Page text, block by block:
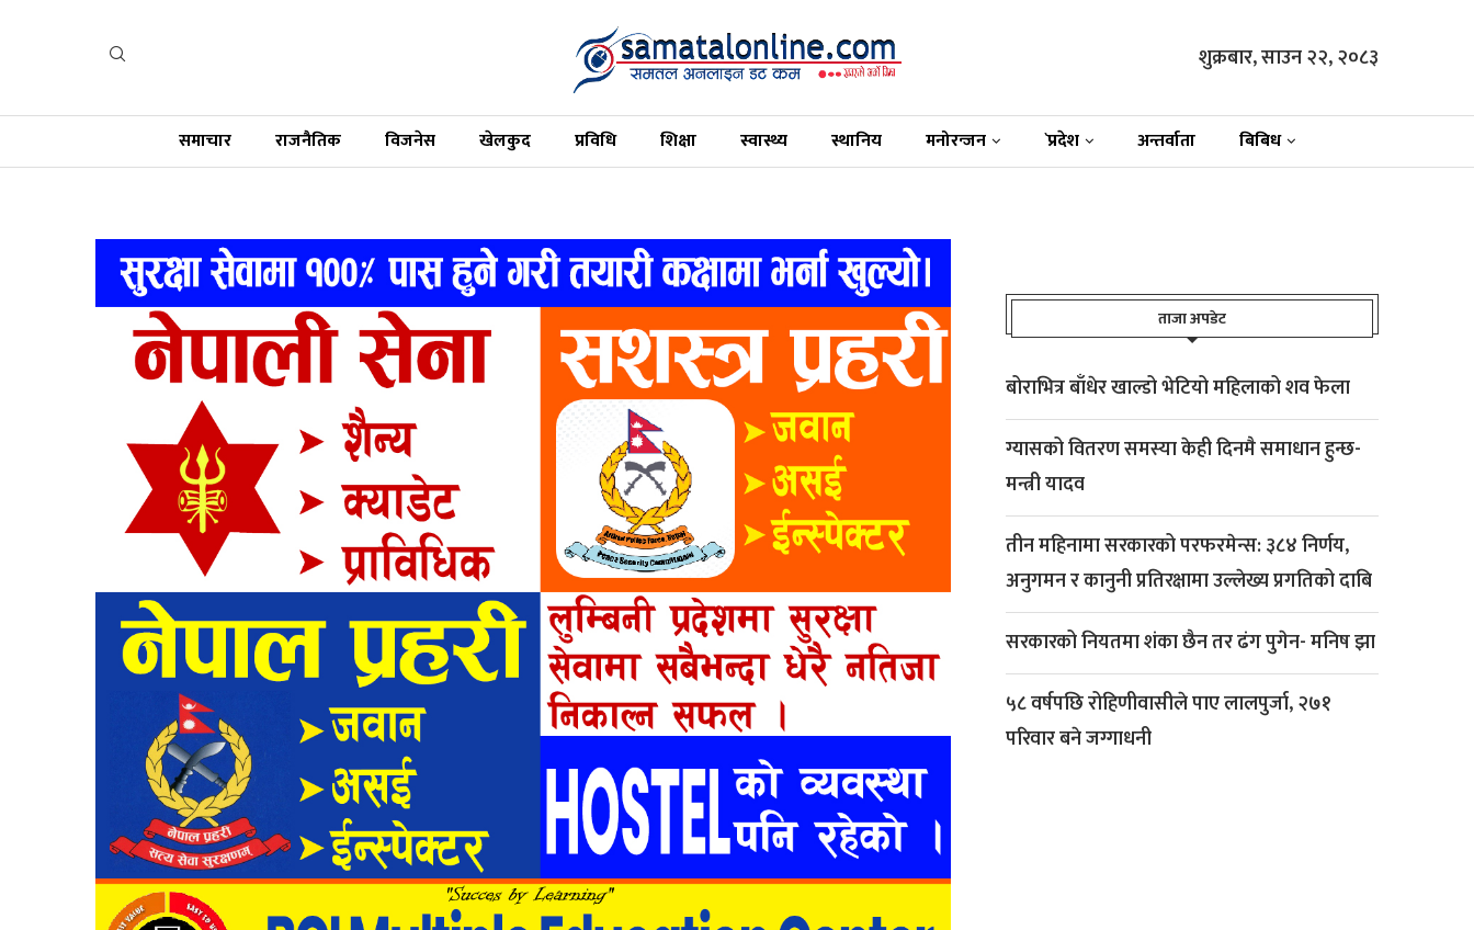
शुक्रबार, साउन २२, २०८३
समाचार राजनैतिक विजनेस खेलकुद प्रविधि शिक्षा स्वास्थ्य स्थानिय मनोरन्जन `प्रदेश अन्तर्वाता बिबिध
ताजा अपडेट
बोराभित्र बाँधेर खाल्डो भेटियो महिलाको शव फेला
ग्यासको वितरण समस्या केही दिनमै समाधान हुन्छ-
मन्त्री यादव
तीन महिनामा सरकारको परफरमेन्स: ३८४ निर्णय,
अनुगमन र कानुनी प्रतिरक्षामा उल्लेख्य प्रगतिको दाबि
सरकारको नियतमा शंका छैन तर ढंग पुगेन- मनिष झा
५८ वर्षपछि रोहिणीवासीले पाए लालपुर्जा, २७१
परिवार बने जग्गाधनी